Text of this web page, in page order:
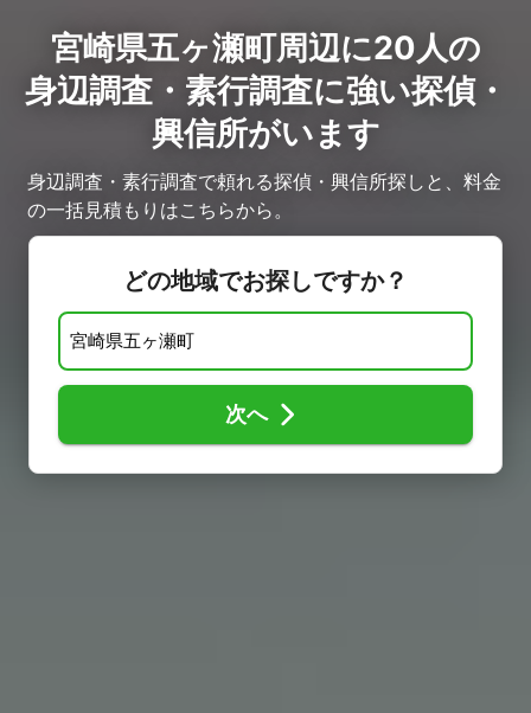
宮崎県五ヶ瀬町周辺に20人の
身辺調査・素行調査に強い探偵・
興信所がいます
身辺調査・素行調査で頼れる探偵・興信所探しと、料金
の一括見積もりはこちらから。
どの地域でお探しですか？
次へ